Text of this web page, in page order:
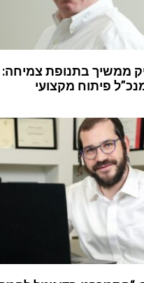
ממשיך בתנופת צמיחה:
פיתוח מקצועי